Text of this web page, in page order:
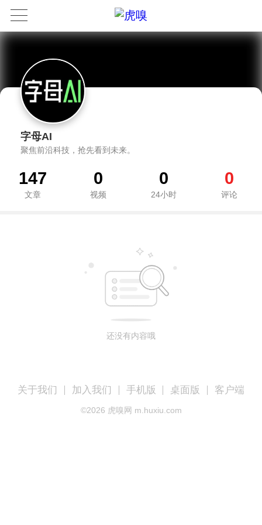
字母AI
聚焦前沿科技，抢先看到未来。
147
文章
0
视频
0
24小时
0
评论
还没有内容哦
关于我们 加入我们 手机版 桌面版 客户端
©2026 虎嗅网 m.huxiu.com